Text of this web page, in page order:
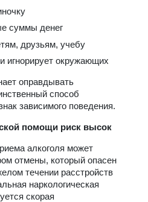
суммы денег
друзьям, учебу
игнорирует окружающих
оправдывать
способ
зависимого поведения.
помощи риск высок
алкоголя может
отмены, который опасен
течении расстройств
наркологическая
скорая